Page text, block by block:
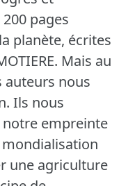
pages
planète, écrites
Mais au
auteurs nous
Ils nous
empreinte
une agriculture